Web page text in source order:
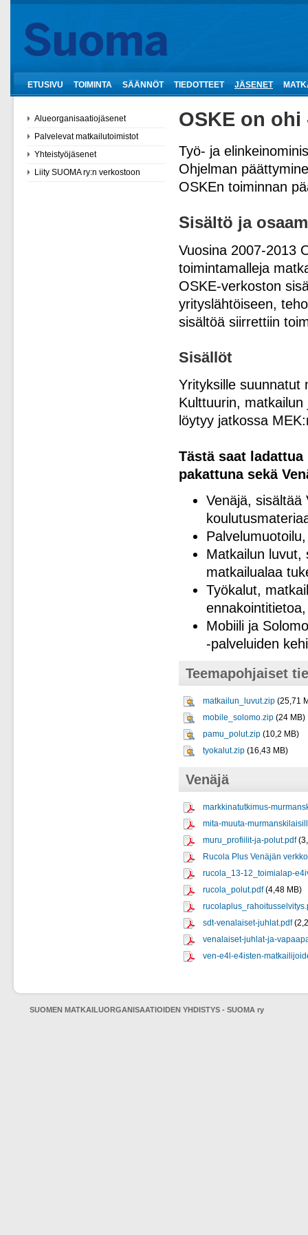
ETUSIVU TOIMINTA SÄÄNNÖT TIEDOTTEET JÄSENET
Alueorganisaatiojäsenet
Palvelevat matkailutoimistot
Yhteistyöjäsenet
Liity SUOMA ry:n verkostoon
OSKE on
Työ- ja
Ohjelman
OSKEn toiminnan
Sisältö ja
Vuosina 2007-2013
toimintamalleja
OSKE-verkoston
yrityslähtöiseen,
sisältöä siirrettiin
Sisällöt
Yrityksille suunnatut
Kulttuurin,
löytyy jatkossa
Tästä saat
pakattuna sekä
Venäjä, sisältää
Matkailun luvut,
matkailualaa
Työkalut,
Mobiili ja
-palveluiden
Teemapohjaiset
matkailun_luvut.zip (25,71
mobile_solomo.zip (24 MB)
pamu_polut.zip (10,2 MB)
tyokalut.zip (16,43 MB)
Venäjä
markkinatutkimus-
mita-muuta-
muru_profiilit-ja-polut.pdf
Rucola Plus Venäjän
rucola_13-12_toimialap-
rucola_polut.pdf (4,48 MB)
sdt-venalaiset-juhlat.pdf
venalaiset-juhlat-ja-
ven-e4l-e4isten-
SUOMEN MATKAILUORGANISAATIOIDEN YHDISTYS - SUOMA ry